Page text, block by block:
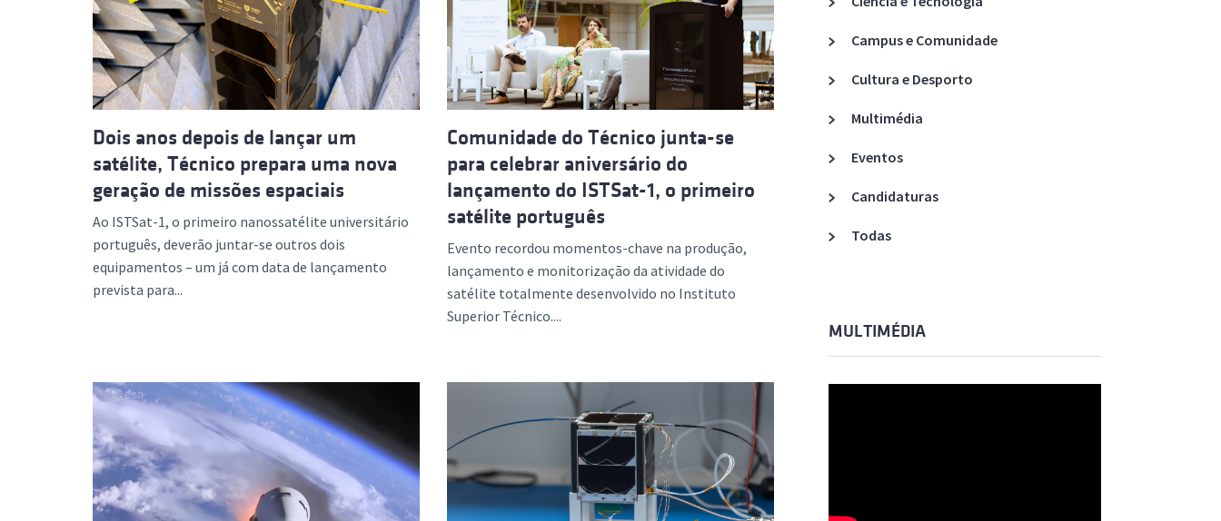
Formação Avançada
Acreditações A3ES
Dois anos depois de lançar um
satélite, Técnico prepara uma nova
geração de missões espaciais
Ao ISTSat-1, o primeiro nanossatélite universitário
português, deverão juntar-se outros dois
equipamentos – um já com data de lançamento
prevista para...
Comunidade do Técnico junta-se
para celebrar aniversário do
lançamento do ISTSat-1, o primeiro
satélite português
Evento recordou momentos-chave na produção,
lançamento e monitorização da atividade do
satélite totalmente desenvolvido no Instituto
Superior Técnico....
Campus e Comunidade
Cultura e Desporto
Multimédia
Eventos
Candidaturas
Todas
MULTIMÉDIA